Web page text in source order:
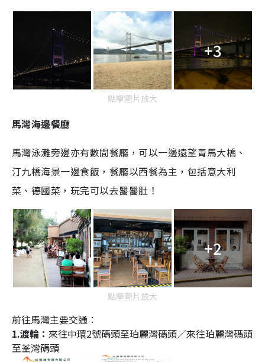
+3
點擊圖片放大
馬灣海邊餐廳
馬灣泳灘旁邊亦有數間餐廳，可以一邊遠望青馬大橋、
汀九橋海景一邊食飯，餐廳以西餐為主，包括意大利
菜、德國菜，玩完可以去醫醫肚！
+2
點擊圖片放大
前往馬灣主要交通：
1.渡輪： 來往中環2號碼頭至珀麗灣碼頭／來往珀麗灣碼頭
至荃灣碼頭